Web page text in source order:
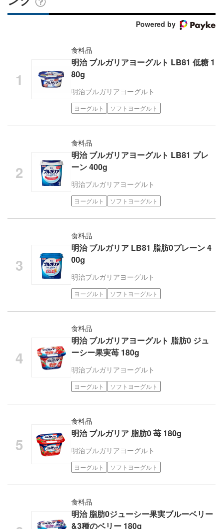
Powered by
食料品
明治 ブルガリアヨーグルト LB81 低糖 1
80g
明治ブルガリアヨーグルト
ヨーグルト ソフトヨーグルト
食料品
明治 ブルガリアヨーグルト LB81 プレ
ーン 400g
明治ブルガリアヨーグルト
ヨーグルト ソフトヨーグルト
食料品
明治 ブルガリア LB81 脂肪0プレーン 4
00g
明治ブルガリアヨーグルト
ヨーグルト ソフトヨーグルト
食料品
明治 ブルガリアヨーグルト 脂肪0 ジュ
ーシー果実苺 180g
明治ブルガリアヨーグルト
ヨーグルト ソフトヨーグルト
食料品
明治 ブルガリア 脂肪0 苺 180g
明治ブルガリアヨーグルト
ヨーグルト ソフトヨーグルト
食料品
明治 脂肪0ジューシー果実ブルーベリー
&3種のベリー 180g